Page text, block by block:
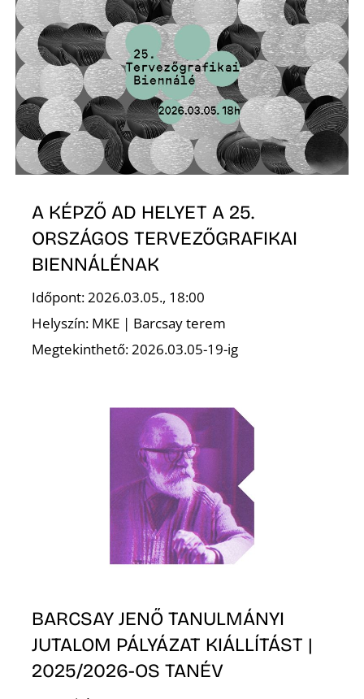
A KÉPZŐ AD HELYET A 25.
ORSZÁGOS TERVEZŐGRAFIKAI
BIENNÁLÉNAK
Időpont: 2026.03.05., 18:00
Helyszín: MKE | Barcsay terem
Megtekinthető: 2026.03.05-19-ig
BARCSAY JENŐ TANULMÁNYI
JUTALOM PÁLYÁZAT KIÁLLÍTÁST |
2025/2026-OS TANÉV